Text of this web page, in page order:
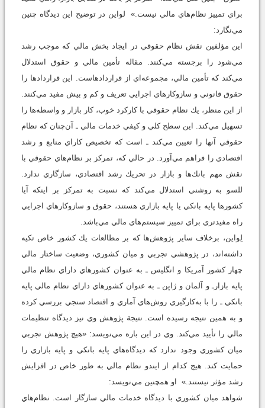
براي تمييز نظام‌هاي مالي نيست.» لواين در توضيح اين ديدگاه چنين
مي‌نگارد:
اين مؤلفين نقش نظام حقوقي در ايجاد بخش مالي كه موجب رشد
مي‌شود را برجسته مي‌كنند. مقاله تأمين مالي و حقوق استدلال
مي‌كند كه تأمين مالي، مجموعه‌اي از قراردادهاست. اين قراردادها را
حقوق قانوني و سازوكارهاي اجرايي تعريف و كم و بيش مفيد مي‌كنند.
از اين منظر، يك نظام حقوقي با كاركرد خوب، كار بازار و واسطه‌ها را
تسهيل مي‌كند. اين سطح كلي و كيفي خدمات مالي ـ آن‌چنان كه نظام
حقوقي آنها را تعيين مي‌كند ـ است كه تخصيص كاراي منابع و رشد
اقتصادي را فراهم مي‌آورد. در حالي كه، تمركز بر نظام‌هاي حقوقي با
نقش مهم بانك‌ها و بازار در تحريك رشد اقتصادي، سازگاري ندارد.
للسو به روشني استدلال مي‌كند كه نسبت به تمركز بر اينكه آيا
كشورها پايه بانكي يا پايه بازاري هستند، حقوق و سازوكارهاي اجرايي
راه مفيدتري براي تمييز سيستم‌هاي مالي مي‌باشد.
لِواين، برخلاف ساير پژوهش‌ها كه بر مطالعات يك كشور خاص تكيه
داشته‌اند، در پژوهشي تجربي و ميان كشوري، وضعيت ساختار مالي
چهار كشور آمريكا و انگليس ـ به عنوان كشورهاي داراي نظام مالي
پايه بازارـ و آلمان و ژاپن ـ به عنوان كشورهاي داراي نظام مالي پايه
بانكي ـ را با به‌كارگيري روش‌هاي آماري و اقتصاد سنجي بررسي كرده
و به همين نتيجه رسيده است. نتيجة پژوهش وي نيز ديدگاه تنظيمات
مالي را تأييد مي‌كند. وي در اين باره مي‌نويسد: «هيچ پژوهش تجربي
ميان كشوري وجود ندارد كه ديدگاه‌هاي پايه بانكي و پايه بازاري را
حمايت كند. هيچ كدام از ايندو نظام مالي به طور خاص در افزايش
رشد مؤثر نيستند.» او همچنين مي‌نويسد:
شواهد ميان كشوري با ديدگاه خدمات مالي سازگار است. نظام‌هاي